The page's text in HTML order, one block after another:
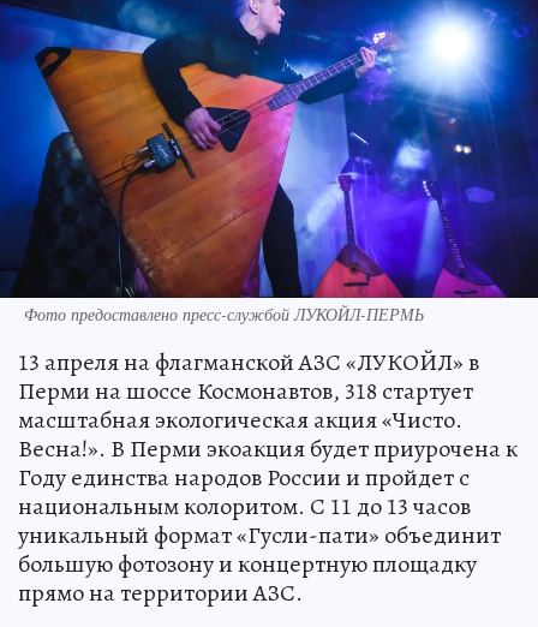
Фото предоставлено пресс-службой ЛУКОЙЛ-ПЕРМЬ
13 апреля на флагманской АЗС «ЛУКОЙЛ» в
Перми на шоссе Космонавтов, 318 стартует
масштабная экологическая акция «Чисто.
Весна!». В Перми экоакция будет приурочена к
Году единства народов России и пройдет с
национальным колоритом. С 11 до 13 часов
уникальный формат «Гусли-пати» объединит
большую фотозону и концертную площадку
прямо на территории АЗС.